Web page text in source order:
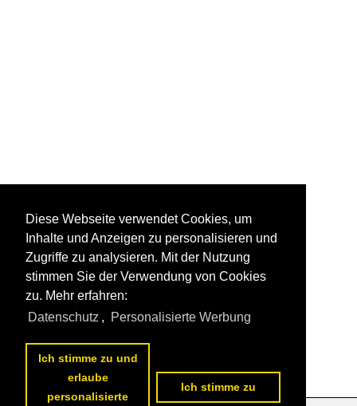
Diese Webseite verwendet Cookies, um
Inhalte und Anzeigen zu personalisieren und
Zugriffe zu analysieren. Mit der Nutzung
stimmen Sie der Verwendung von Cookies
zu. Mehr erfahren:
Datenschutz , Personalisierte Werbung
Ich stimme zu und
erlaube
personalisierte
Ich stimme zu